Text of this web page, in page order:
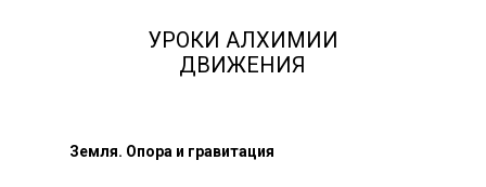
УРОКИ АЛХИМИИ
ДВИЖЕНИЯ
Земля. Опора и гравитация